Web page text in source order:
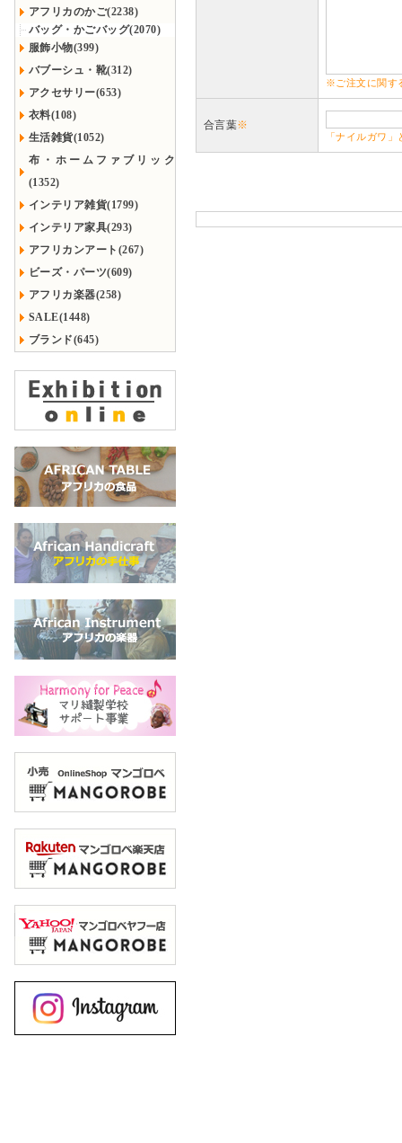
アフリカのかご(2238)
バッグ・かごバッグ(2070)
服飾小物(399)
バブーシュ・靴(312)
アクセサリー(653)
衣料(108)
生活雑貨(1052)
布・ホームファブリック
(1352)
インテリア雑貨(1799)
インテリア家具(293)
アフリカンアート(267)
ビーズ・パーツ(609)
アフリカ楽器(258)
SALE(1448)
ブランド(645)
※ご注文に関す
合言葉※
「ナイルガワ